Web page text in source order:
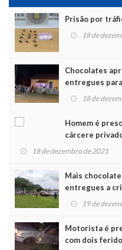
Prisão por
18 de
Chocolates
entregues
Noel
18 de
Homem é
cárcere
18 de dezembro de 2021
Mais
entregues a
19 de
Motorista é
com dois